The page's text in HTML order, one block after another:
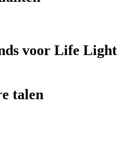
voor Life Light
talen